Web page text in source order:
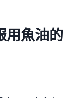
用魚油的